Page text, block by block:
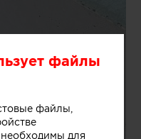
файлы
файлы,
для